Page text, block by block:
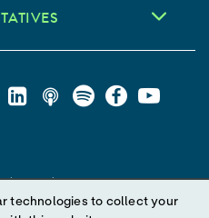
and service names
owned by or licensed
technologies to collect your